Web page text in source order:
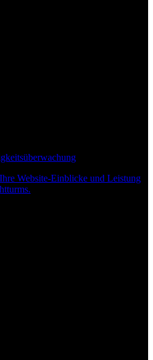
Website-Einblicke und Leistung